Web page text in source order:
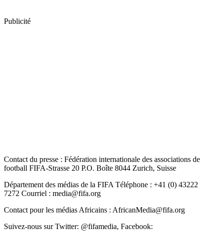
Publicité
Contact du presse : Fédération internationale des associations de
football FIFA-Strasse 20 P.O. Boîte 8044 Zurich, Suisse
Département des médias de la FIFA Téléphone : +41 (0) 43222
7272 Courriel : media@fifa.org
Contact pour les médias Africains : AfricanMedia@fifa.org
Suivez-nous sur Twitter: @fifamedia, Facebook: